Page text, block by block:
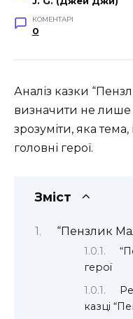
КОМЕНТАРІ
0
Аналіз казки
визначити не лише
зрозуміти, яка
головні герої.
Зміст
“Пензлик
герої
казці